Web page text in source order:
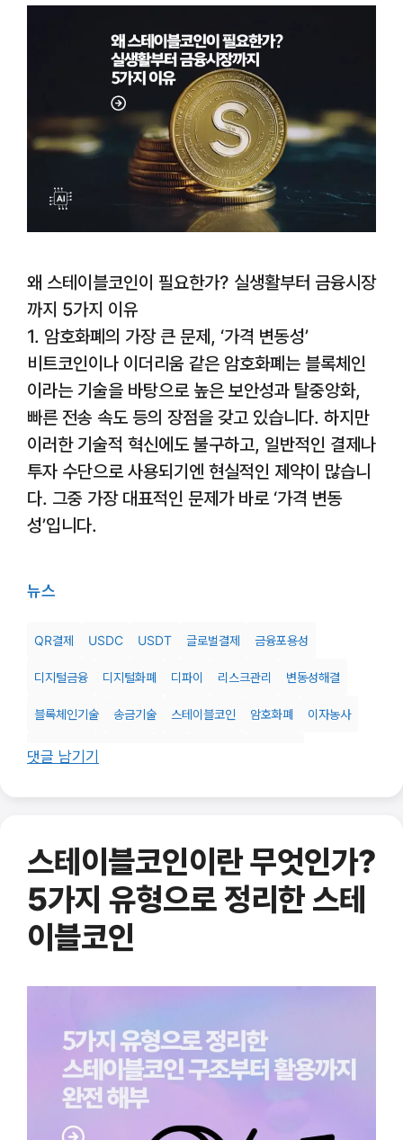
왜 스테이블코인이 필요한가? 실생활부터 금융시장
까지 5가지 이유
1. 암호화폐의 가장 큰 문제, ‘가격 변동성’
비트코인이나 이더리움 같은 암호화폐는 블록체인
이라는 기술을 바탕으로 높은 보안성과 탈중앙화,
빠른 전송 속도 등의 장점을 갖고 있습니다. 하지만
이러한 기술적 혁신에도 불구하고, 일반적인 결제나
투자 수단으로 사용되기엔 현실적인 제약이 많습니
다. 그중 가장 대표적인 문제가 바로 ‘가격 변동
성’입니다.
뉴스
QR결제 USDC USDT 글로벌결제 금융포용성
디지털금융 디지털화폐 디파이 리스크관리 변동성해결
블록체인기술 송금기술 스테이블코인 암호화폐 이자농사
차세대결제
댓글 남기기
스테이블코인이란 무엇인가?
5가지 유형으로 정리한 스테
이블코인